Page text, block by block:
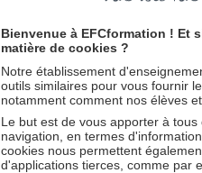
Bienvenue à EFCformation ! Et
matière de cookies ?
Notre établissement
outils similaires pour vous fournir
notamment comment nos élèves
Le but est de vous apporter à
navigation, en termes
cookies nous permettent
d'applications tierces, comme par